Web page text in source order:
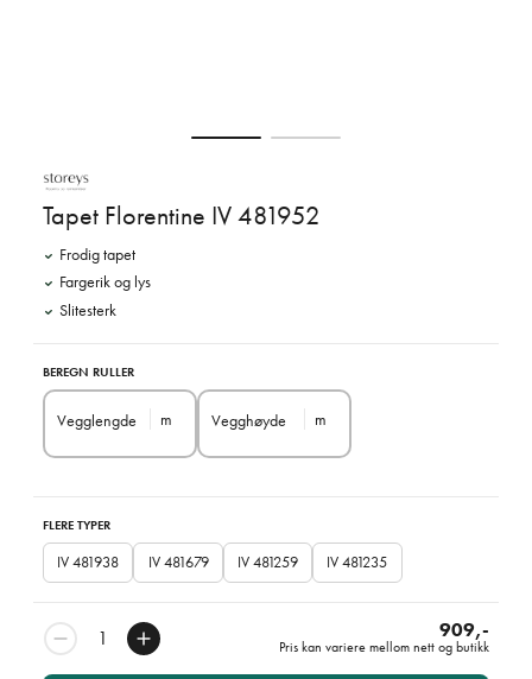
Tapet Florentine IV 481952
Frodig tapet
Fargerik og lys
Slitesterk
BEREGN RULLER
Vegglengde m Vegghøyde m
FLERE TYPER
IV 481938 IV 481679 IV 481259 IV 481235
909,-
Pris kan variere mellom nett og butikk